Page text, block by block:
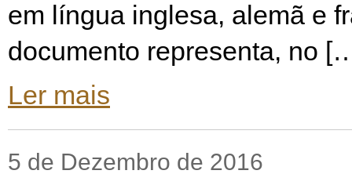
em língua inglesa, alemã e
documento representa, no
Ler mais
5 de Dezembro de 2016